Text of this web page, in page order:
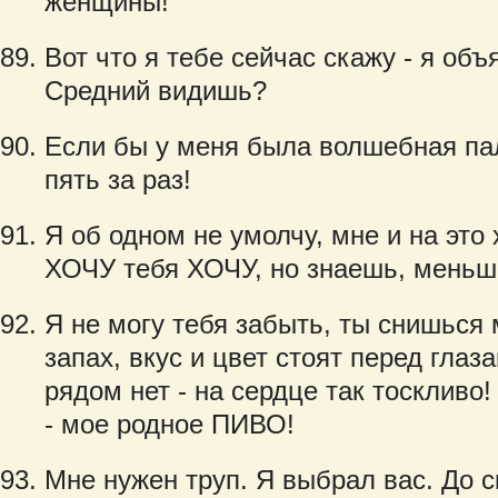
Вот что я тебе сейчас скажу - я
Средний видишь?
Если бы у меня была волшебная
пять за раз!
Я об одном не умолчу, мне и на это
ХОЧУ тебя ХОЧУ, но знаешь,
Я не могу тебя забыть, ты
запах, вкус и цвет стоят перед
рядом нет - на сердце так
- мое родное ПИВО!
Мне нужен труп. Я выбрал вас. До